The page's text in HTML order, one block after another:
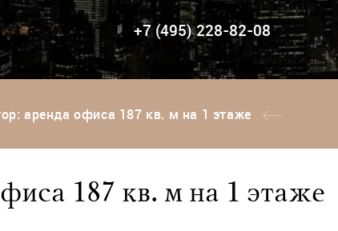
+7 (495) 228-82-08
аренда офиса 187 кв. м на 1 этаже
187 кв. м на 1 этаже